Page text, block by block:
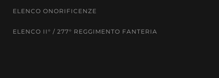
ELENCO ONORIFICENZE
ELENCO II° / 277° REGGIMENTO FANTERIA